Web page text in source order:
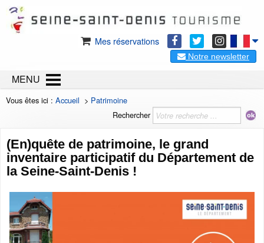
Mes réservations
Notre newsletter
MENU
Vous êtes ici : Accueil > Patrimoine
Rechercher
(En)quête de patrimoine, le grand
inventaire participatif du Département de
la Seine-Saint-Denis !